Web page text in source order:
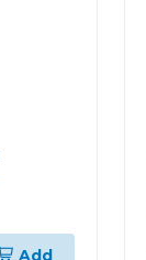
Add